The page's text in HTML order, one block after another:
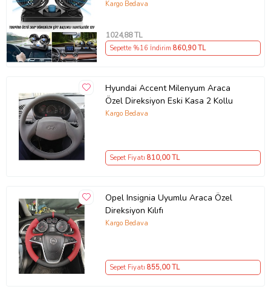
Soğutucu Fan 360° Dönebilen 12V
Kargo Bedava
1024,88 TL
Sepette %16 İndirim 860,90 TL
Hyundai Accent Milenyum Araca
Özel Direksiyon Eski Kasa 2 Kollu
Kargo Bedava
Sepet Fiyatı 810,00 TL
Opel Insignia Uyumlu Araca Özel
Direksiyon Kılıfı
Kargo Bedava
Sepet Fiyatı 855,00 TL